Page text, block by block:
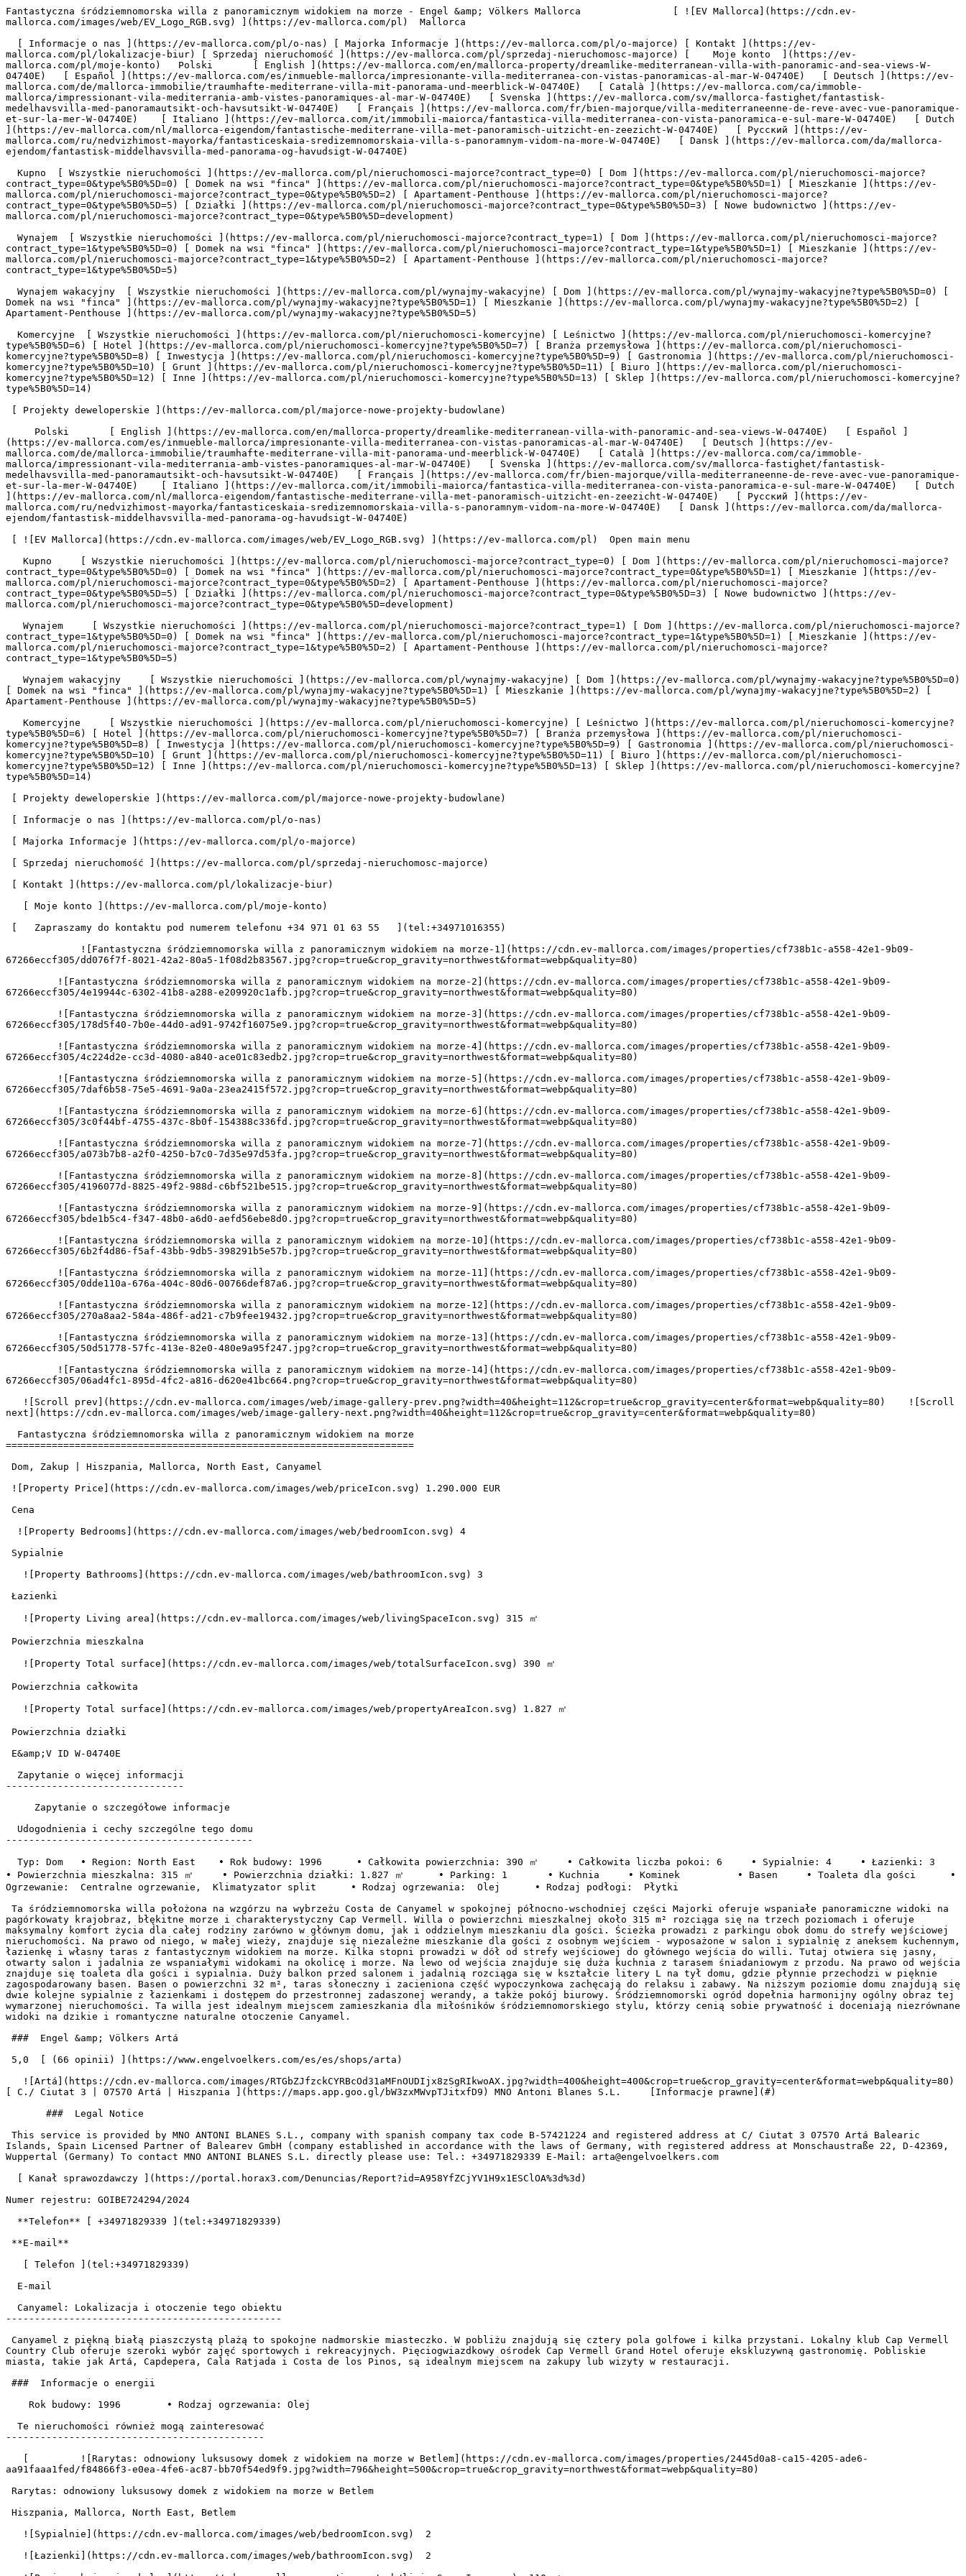
Fantastyczna śródziemnomorska willa z panoramicznym widokiem na morze - Engel &amp; Völkers Mallorca                [ ![EV Mallorca](https://cdn.ev-mallorca.com/images/web/EV_Logo_RGB.svg) ](https://ev-mallorca.com/pl)  Mallorca  

  [ Informacje o nas ](https://ev-mallorca.com/pl/o-nas) [ Majorka Informacje ](https://ev-mallorca.com/pl/o-majorce) [ Kontakt ](https://ev-mallorca.com/pl/lokalizacje-biur) [ Sprzedaj nieruchomość ](https://ev-mallorca.com/pl/sprzedaj-nieruchomosc-majorce) [    Moje konto  ](https://ev-mallorca.com/pl/moje-konto)   Polski       [ English ](https://ev-mallorca.com/en/mallorca-property/dreamlike-mediterranean-villa-with-panoramic-and-sea-views-W-04740E)   [ Español ](https://ev-mallorca.com/es/inmueble-mallorca/impresionante-villa-mediterranea-con-vistas-panoramicas-al-mar-W-04740E)   [ Deutsch ](https://ev-mallorca.com/de/mallorca-immobilie/traumhafte-mediterrane-villa-mit-panorama-und-meerblick-W-04740E)   [ Català ](https://ev-mallorca.com/ca/immoble-mallorca/impressionant-vila-mediterrania-amb-vistes-panoramiques-al-mar-W-04740E)   [ Svenska ](https://ev-mallorca.com/sv/mallorca-fastighet/fantastisk-medelhavsvilla-med-panoramautsikt-och-havsutsikt-W-04740E)   [ Français ](https://ev-mallorca.com/fr/bien-majorque/villa-mediterraneenne-de-reve-avec-vue-panoramique-et-sur-la-mer-W-04740E)    [ Italiano ](https://ev-mallorca.com/it/immobili-maiorca/fantastica-villa-mediterranea-con-vista-panoramica-e-sul-mare-W-04740E)   [ Dutch ](https://ev-mallorca.com/nl/mallorca-eigendom/fantastische-mediterrane-villa-met-panoramisch-uitzicht-en-zeezicht-W-04740E)   [ Русский ](https://ev-mallorca.com/ru/nedvizhimost-mayorka/fantasticeskaia-sredizemnomorskaia-villa-s-panoramnym-vidom-na-more-W-04740E)   [ Dansk ](https://ev-mallorca.com/da/mallorca-ejendom/fantastisk-middelhavsvilla-med-panorama-og-havudsigt-W-04740E)   

  Kupno  [ Wszystkie nieruchomości ](https://ev-mallorca.com/pl/nieruchomosci-majorce?contract_type=0) [ Dom ](https://ev-mallorca.com/pl/nieruchomosci-majorce?contract_type=0&type%5B0%5D=0) [ Domek na wsi "finca" ](https://ev-mallorca.com/pl/nieruchomosci-majorce?contract_type=0&type%5B0%5D=1) [ Mieszkanie ](https://ev-mallorca.com/pl/nieruchomosci-majorce?contract_type=0&type%5B0%5D=2) [ Apartament-Penthouse ](https://ev-mallorca.com/pl/nieruchomosci-majorce?contract_type=0&type%5B0%5D=5) [ Działki ](https://ev-mallorca.com/pl/nieruchomosci-majorce?contract_type=0&type%5B0%5D=3) [ Nowe budownictwo ](https://ev-mallorca.com/pl/nieruchomosci-majorce?contract_type=0&type%5B0%5D=development) 

  Wynajem  [ Wszystkie nieruchomości ](https://ev-mallorca.com/pl/nieruchomosci-majorce?contract_type=1) [ Dom ](https://ev-mallorca.com/pl/nieruchomosci-majorce?contract_type=1&type%5B0%5D=0) [ Domek na wsi "finca" ](https://ev-mallorca.com/pl/nieruchomosci-majorce?contract_type=1&type%5B0%5D=1) [ Mieszkanie ](https://ev-mallorca.com/pl/nieruchomosci-majorce?contract_type=1&type%5B0%5D=2) [ Apartament-Penthouse ](https://ev-mallorca.com/pl/nieruchomosci-majorce?contract_type=1&type%5B0%5D=5) 

  Wynajem wakacyjny  [ Wszystkie nieruchomości ](https://ev-mallorca.com/pl/wynajmy-wakacyjne) [ Dom ](https://ev-mallorca.com/pl/wynajmy-wakacyjne?type%5B0%5D=0) [ Domek na wsi "finca" ](https://ev-mallorca.com/pl/wynajmy-wakacyjne?type%5B0%5D=1) [ Mieszkanie ](https://ev-mallorca.com/pl/wynajmy-wakacyjne?type%5B0%5D=2) [ Apartament-Penthouse ](https://ev-mallorca.com/pl/wynajmy-wakacyjne?type%5B0%5D=5) 

  Komercyjne  [ Wszystkie nieruchomości ](https://ev-mallorca.com/pl/nieruchomosci-komercyjne) [ Leśnictwo ](https://ev-mallorca.com/pl/nieruchomosci-komercyjne?type%5B0%5D=6) [ Hotel ](https://ev-mallorca.com/pl/nieruchomosci-komercyjne?type%5B0%5D=7) [ Branża przemysłowa ](https://ev-mallorca.com/pl/nieruchomosci-komercyjne?type%5B0%5D=8) [ Inwestycja ](https://ev-mallorca.com/pl/nieruchomosci-komercyjne?type%5B0%5D=9) [ Gastronomia ](https://ev-mallorca.com/pl/nieruchomosci-komercyjne?type%5B0%5D=10) [ Grunt ](https://ev-mallorca.com/pl/nieruchomosci-komercyjne?type%5B0%5D=11) [ Biuro ](https://ev-mallorca.com/pl/nieruchomosci-komercyjne?type%5B0%5D=12) [ Inne ](https://ev-mallorca.com/pl/nieruchomosci-komercyjne?type%5B0%5D=13) [ Sklep ](https://ev-mallorca.com/pl/nieruchomosci-komercyjne?type%5B0%5D=14) 

 [ Projekty deweloperskie ](https://ev-mallorca.com/pl/majorce-nowe-projekty-budowlane) 

     Polski       [ English ](https://ev-mallorca.com/en/mallorca-property/dreamlike-mediterranean-villa-with-panoramic-and-sea-views-W-04740E)   [ Español ](https://ev-mallorca.com/es/inmueble-mallorca/impresionante-villa-mediterranea-con-vistas-panoramicas-al-mar-W-04740E)   [ Deutsch ](https://ev-mallorca.com/de/mallorca-immobilie/traumhafte-mediterrane-villa-mit-panorama-und-meerblick-W-04740E)   [ Català ](https://ev-mallorca.com/ca/immoble-mallorca/impressionant-vila-mediterrania-amb-vistes-panoramiques-al-mar-W-04740E)   [ Svenska ](https://ev-mallorca.com/sv/mallorca-fastighet/fantastisk-medelhavsvilla-med-panoramautsikt-och-havsutsikt-W-04740E)   [ Français ](https://ev-mallorca.com/fr/bien-majorque/villa-mediterraneenne-de-reve-avec-vue-panoramique-et-sur-la-mer-W-04740E)    [ Italiano ](https://ev-mallorca.com/it/immobili-maiorca/fantastica-villa-mediterranea-con-vista-panoramica-e-sul-mare-W-04740E)   [ Dutch ](https://ev-mallorca.com/nl/mallorca-eigendom/fantastische-mediterrane-villa-met-panoramisch-uitzicht-en-zeezicht-W-04740E)   [ Русский ](https://ev-mallorca.com/ru/nedvizhimost-mayorka/fantasticeskaia-sredizemnomorskaia-villa-s-panoramnym-vidom-na-more-W-04740E)   [ Dansk ](https://ev-mallorca.com/da/mallorca-ejendom/fantastisk-middelhavsvilla-med-panorama-og-havudsigt-W-04740E)   

 [ ![EV Mallorca](https://cdn.ev-mallorca.com/images/web/EV_Logo_RGB.svg) ](https://ev-mallorca.com/pl)  Open main menu    

   Kupno     [ Wszystkie nieruchomości ](https://ev-mallorca.com/pl/nieruchomosci-majorce?contract_type=0) [ Dom ](https://ev-mallorca.com/pl/nieruchomosci-majorce?contract_type=0&type%5B0%5D=0) [ Domek na wsi "finca" ](https://ev-mallorca.com/pl/nieruchomosci-majorce?contract_type=0&type%5B0%5D=1) [ Mieszkanie ](https://ev-mallorca.com/pl/nieruchomosci-majorce?contract_type=0&type%5B0%5D=2) [ Apartament-Penthouse ](https://ev-mallorca.com/pl/nieruchomosci-majorce?contract_type=0&type%5B0%5D=5) [ Działki ](https://ev-mallorca.com/pl/nieruchomosci-majorce?contract_type=0&type%5B0%5D=3) [ Nowe budownictwo ](https://ev-mallorca.com/pl/nieruchomosci-majorce?contract_type=0&type%5B0%5D=development) 

   Wynajem     [ Wszystkie nieruchomości ](https://ev-mallorca.com/pl/nieruchomosci-majorce?contract_type=1) [ Dom ](https://ev-mallorca.com/pl/nieruchomosci-majorce?contract_type=1&type%5B0%5D=0) [ Domek na wsi "finca" ](https://ev-mallorca.com/pl/nieruchomosci-majorce?contract_type=1&type%5B0%5D=1) [ Mieszkanie ](https://ev-mallorca.com/pl/nieruchomosci-majorce?contract_type=1&type%5B0%5D=2) [ Apartament-Penthouse ](https://ev-mallorca.com/pl/nieruchomosci-majorce?contract_type=1&type%5B0%5D=5) 

   Wynajem wakacyjny     [ Wszystkie nieruchomości ](https://ev-mallorca.com/pl/wynajmy-wakacyjne) [ Dom ](https://ev-mallorca.com/pl/wynajmy-wakacyjne?type%5B0%5D=0) [ Domek na wsi "finca" ](https://ev-mallorca.com/pl/wynajmy-wakacyjne?type%5B0%5D=1) [ Mieszkanie ](https://ev-mallorca.com/pl/wynajmy-wakacyjne?type%5B0%5D=2) [ Apartament-Penthouse ](https://ev-mallorca.com/pl/wynajmy-wakacyjne?type%5B0%5D=5) 

   Komercyjne     [ Wszystkie nieruchomości ](https://ev-mallorca.com/pl/nieruchomosci-komercyjne) [ Leśnictwo ](https://ev-mallorca.com/pl/nieruchomosci-komercyjne?type%5B0%5D=6) [ Hotel ](https://ev-mallorca.com/pl/nieruchomosci-komercyjne?type%5B0%5D=7) [ Branża przemysłowa ](https://ev-mallorca.com/pl/nieruchomosci-komercyjne?type%5B0%5D=8) [ Inwestycja ](https://ev-mallorca.com/pl/nieruchomosci-komercyjne?type%5B0%5D=9) [ Gastronomia ](https://ev-mallorca.com/pl/nieruchomosci-komercyjne?type%5B0%5D=10) [ Grunt ](https://ev-mallorca.com/pl/nieruchomosci-komercyjne?type%5B0%5D=11) [ Biuro ](https://ev-mallorca.com/pl/nieruchomosci-komercyjne?type%5B0%5D=12) [ Inne ](https://ev-mallorca.com/pl/nieruchomosci-komercyjne?type%5B0%5D=13) [ Sklep ](https://ev-mallorca.com/pl/nieruchomosci-komercyjne?type%5B0%5D=14) 

 [ Projekty deweloperskie ](https://ev-mallorca.com/pl/majorce-nowe-projekty-budowlane) 

 [ Informacje o nas ](https://ev-mallorca.com/pl/o-nas) 

 [ Majorka Informacje ](https://ev-mallorca.com/pl/o-majorce) 

 [ Sprzedaj nieruchomość ](https://ev-mallorca.com/pl/sprzedaj-nieruchomosc-majorce) 

 [ Kontakt ](https://ev-mallorca.com/pl/lokalizacje-biur) 

   [ Moje konto ](https://ev-mallorca.com/pl/moje-konto) 

 [   Zapraszamy do kontaktu pod numerem telefonu +34 971 01 63 55   ](tel:+34971016355) 

             ![Fantastyczna śródziemnomorska willa z panoramicznym widokiem na morze-1](https://cdn.ev-mallorca.com/images/properties/cf738b1c-a558-42e1-9b09-67266eccf305/dd076f7f-8021-42a2-80a5-1f08d2b83567.jpg?crop=true&crop_gravity=northwest&format=webp&quality=80)  

         ![Fantastyczna śródziemnomorska willa z panoramicznym widokiem na morze-2](https://cdn.ev-mallorca.com/images/properties/cf738b1c-a558-42e1-9b09-67266eccf305/4e19944c-6302-41b8-a288-e209920c1afb.jpg?crop=true&crop_gravity=northwest&format=webp&quality=80)  

         ![Fantastyczna śródziemnomorska willa z panoramicznym widokiem na morze-3](https://cdn.ev-mallorca.com/images/properties/cf738b1c-a558-42e1-9b09-67266eccf305/178d5f40-7b0e-44d0-ad91-9742f16075e9.jpg?crop=true&crop_gravity=northwest&format=webp&quality=80)  

         ![Fantastyczna śródziemnomorska willa z panoramicznym widokiem na morze-4](https://cdn.ev-mallorca.com/images/properties/cf738b1c-a558-42e1-9b09-67266eccf305/4c224d2e-cc3d-4080-a840-ace01c83edb2.jpg?crop=true&crop_gravity=northwest&format=webp&quality=80)  

         ![Fantastyczna śródziemnomorska willa z panoramicznym widokiem na morze-5](https://cdn.ev-mallorca.com/images/properti